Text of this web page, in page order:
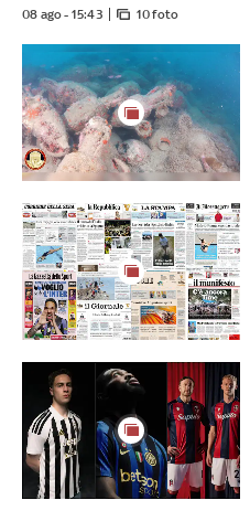
08 ago - 15:43 10 foto